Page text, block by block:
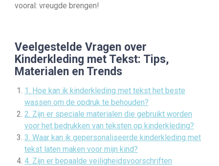
vooral: vreugde brengen!
Veelgestelde Vragen over
Kinderkleding met Tekst: Tips,
Materialen en Trends
1. Hoe kan ik kinderkleding met tekst het beste
wassen om de opdruk te behouden?
2. Zijn er speciale materialen die gebruikt worden
voor het bedrukken van teksten op kinderkleding?
3. Waar kan ik gepersonaliseerde kinderkleding met
tekst laten maken voor mijn kind?
4. Zijn er bepaalde veiligheidsvoorschriften